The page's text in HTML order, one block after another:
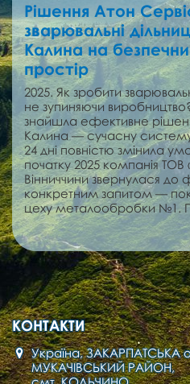
Рішення Атон
зварювальні
Калина на
простір
2025. Як зробити
не зупиняючи
знайшла ефективне
Калина — сучасну систему
24 дні повністю змінила
початку 2025 компанія
Вінниччини звернулася до
конкретним запитом —
цеху металообробки №1.
КОНТАКТИ
Україна, ЗАКАРПАТСЬКА
МУКАЧІВСЬКИЙ РАЙОН,